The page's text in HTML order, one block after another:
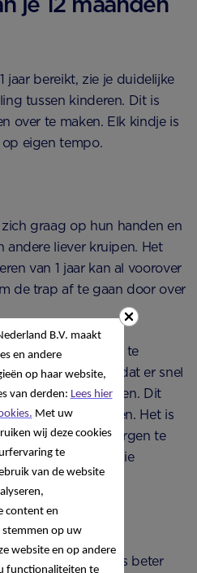
jaar bereikt, zie je duidelijke
tussen kinderen. Dit is
over te maken. Elk kindje is
eigen tempo.
graag op hun handen en
andere liever kruipen. Het
van 1 jaar kan al voorover
de trap af te gaan door over
door zich vast te
hand. Een kind dat er snel
eerste stapjeszetten. Dit
nodige valpartijen. Het is
hoeft je geen zorgen te
want van al die
hij dingen steeds beter
B.V. maakt
en andere
op haar website,
van derden: Lees hier
Met uw
wij deze cookies
te
van de website
content en
op uw
website en op andere
functionaliteiten te